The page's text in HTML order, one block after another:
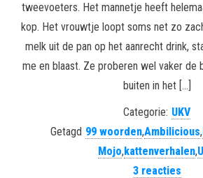
tweevoeters. Het mannetje heeft
kop. Het vrouwtje loopt soms net zo
melk uit de pan op het aanrecht drink,
me en blaast. Ze proberen wel vaker de
buiten in het […]
Categorie: UKV
Getagd 99 woorden,Ambilicious,
Mojo,kattenverhalen,
3 reacties